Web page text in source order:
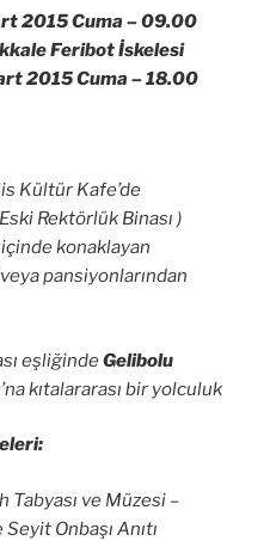
2015 Cuma –09.00
Feribot İskelesi
2015 Cuma –18.00
Kültür Kafe’de
Rektörlük Binası )
konaklayan
pansiyonlarından
eşliğindeGelibolu
kıtalararası bir yolculuk
Tabyası ve Müzesi –
Onbaşı Anıtı